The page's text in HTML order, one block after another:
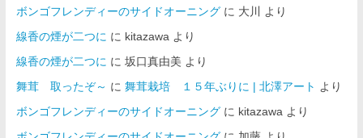
ボンゴフレンディーのサイドオーニングに 大川
より
線香の煙が二つに に kitazawa より
線香の煙が二つに に 坂口真由美 より
舞茸 取ったぞ～ に 舞茸栽培 １５年ぶりに | 北澤アート より
ボンゴフレンディーのサイドオーニングに kitazawa より